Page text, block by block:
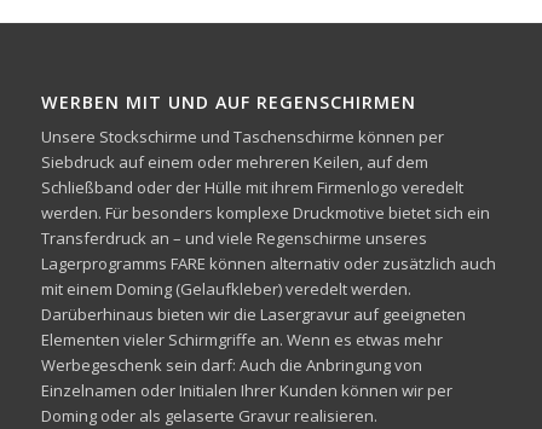
WERBEN MIT UND AUF REGENSCHIRMEN
Unsere Stockschirme und Taschenschirme können per
Siebdruck auf einem oder mehreren Keilen, auf dem
Schließband oder der Hülle mit ihrem Firmenlogo veredelt
werden. Für besonders komplexe Druckmotive bietet sich ein
Transferdruck an – und viele Regenschirme unseres
Lagerprogramms FARE können alternativ oder zusätzlich auch
mit einem Doming (Gelaufkleber) veredelt werden.
Darüberhinaus bieten wir die Lasergravur auf geeigneten
Elementen vieler Schirmgriffe an. Wenn es etwas mehr
Werbegeschenk sein darf: Auch die Anbringung von
Einzelnamen oder Initialen Ihrer Kunden können wir per
Doming oder als gelaserte Gravur realisieren.